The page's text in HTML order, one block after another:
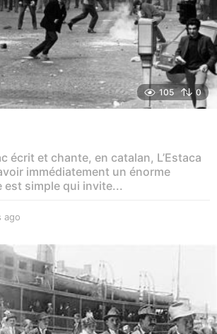
105 0
écrit et chante, en catalan, L’Estaca
immédiatement un énorme
est simple qui invite...
ago
i
s
a
g
o